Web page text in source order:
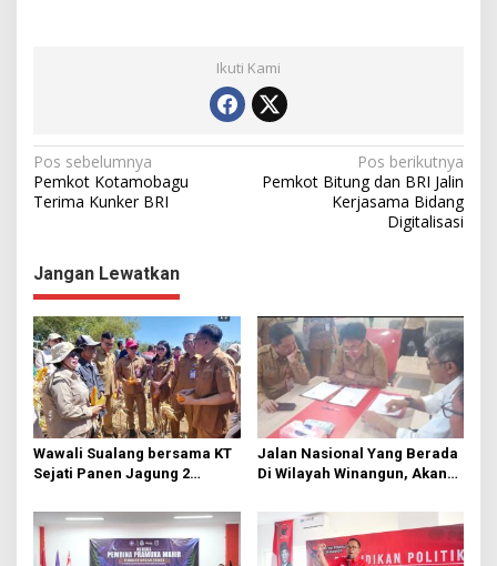
Ikuti Kami
N
a
i
g
a
s
i
p
o
s
Pos sebelumnya
Pemkot Kotamobagu
Terima Kunker BRI
Pos berikutnya
Pemkot Bitung dan BRI Jalin
Kerjasama Bidang
Digitalisasi
Jangan Lewatkan
Wawali Sualang bersama KT
Sejati Panen Jagung 2
Jalan Nasional Yang Berada
Di Wilayah Winangun, Akan